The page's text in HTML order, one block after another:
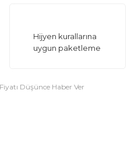
Hijyen kurallarına
uygun paketleme
Fiyatı Düşünce Haber Ver